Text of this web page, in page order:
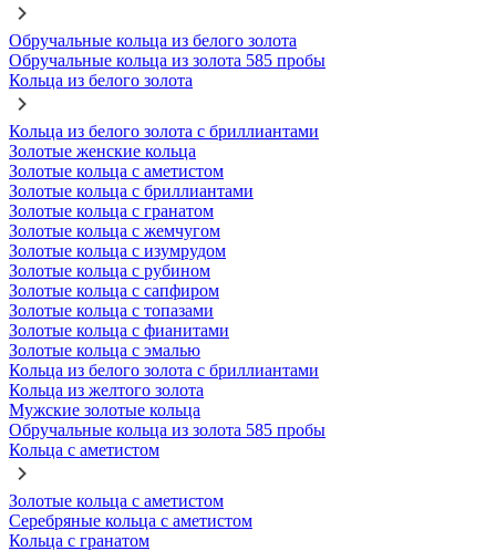
Обручальные кольца из белого золота
Обручальные кольца из золота 585 пробы
Кольца из белого золота
Кольца из белого золота с бриллиантами
Золотые женские кольца
Золотые кольца с аметистом
Золотые кольца с бриллиантами
Золотые кольца с гранатом
Золотые кольца с жемчугом
Золотые кольца с изумрудом
Золотые кольца с рубином
Золотые кольца с сапфиром
Золотые кольца с топазами
Золотые кольца с фианитами
Золотые кольца с эмалью
Кольца из белого золота с бриллиантами
Кольца из желтого золота
Мужские золотые кольца
Обручальные кольца из золота 585 пробы
Кольца с аметистом
Золотые кольца с аметистом
Серебряные кольца с аметистом
Кольца с гранатом